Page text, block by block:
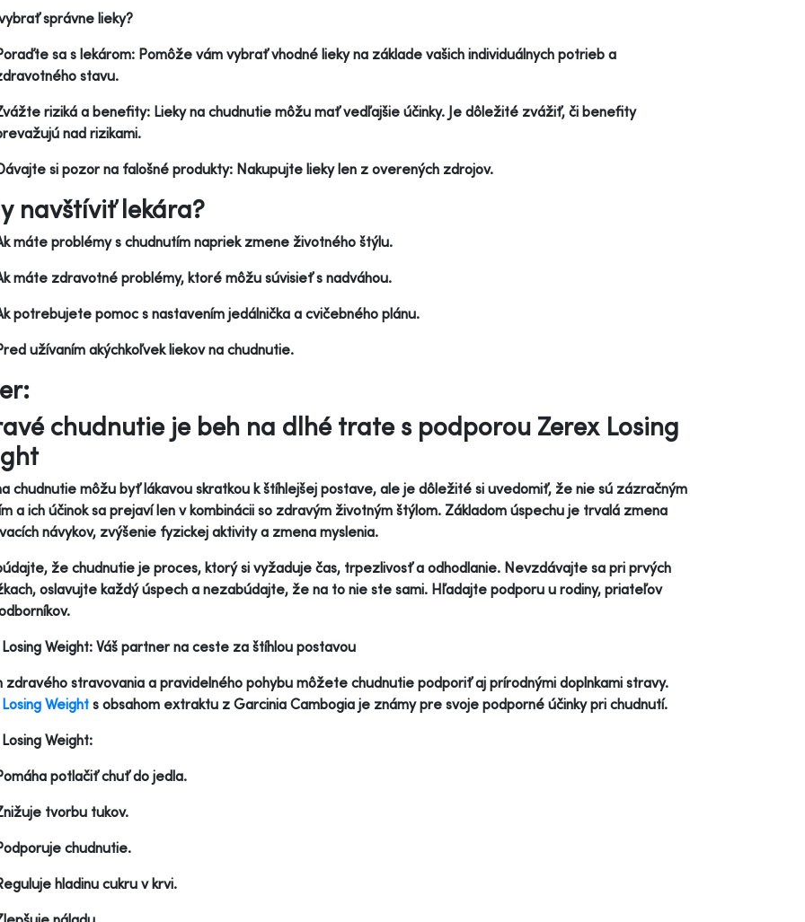
správne lieky?
sa s lekárom: Pomôže vám vybrať vhodné lieky na základe vašich individuálnych potrieb a
stavu.
riziká a benefity: Lieky na chudnutie môžu mať vedľajšie účinky. Je dôležité zvážiť, či benefity
nad rizikami.
si pozor na falošné produkty: Nakupujte lieky len z overených zdrojov.
navštíviť lekára?
máte problémy s chudnutím napriek zmene životného štýlu.
máte zdravotné problémy, ktoré môžu súvisieť s nadváhou.
potrebujete pomoc s nastavením jedálnička a cvičebného plánu.
užívaním akýchkoľvek liekov na chudnutie.
chudnutie je beh na dlhé trate s podporou Zerex Losing
chudnutie môžu byť lákavou skratkou k štíhlejšej postave, ale je dôležité si uvedomiť, že nie sú zázračným
a ich účinok sa prejaví len v kombinácii so zdravým životným štýlom. Základom úspechu je trvalá zmena
návykov, zvýšenie fyzickej aktivity a zmena myslenia.
že chudnutie je proces, ktorý si vyžaduje čas, trpezlivosť a odhodlanie. Nevzdávajte sa pri prvých
oslavujte každý úspech a nezabúdajte, že na to nie ste sami. Hľadajte podporu u rodiny, priateľov
Weight: Váš partner na ceste za štíhlou postavou
zdravého stravovania a pravidelného pohybu môžete chudnutie podporiť aj prírodnými doplnkami stravy.
Weight s obsahom extraktu z Garcinia Cambogia je známy pre svoje podporné účinky pri chudnutí.
Weight:
potlačiť chuť do jedla.
tvorbu tukov.
chudnutie.
hladinu cukru v krvi.